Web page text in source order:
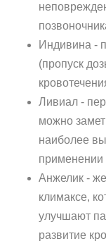
Индивина -
(пропуск
Ливиал -
можно
наиболее
Анжелик -
климаксе,
улучшают
развитие